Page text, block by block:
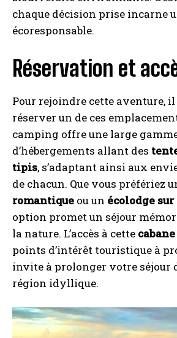
chaque décision prise incarne
écoresponsable.
Réservation et
Pour rejoindre cette aventure,
réserver un de ces
camping offre une large
d’hébergements allant des
tipis, s’adaptant ainsi aux
de chacun. Que vous préfériez
romantique ou un écolodge
option promet un séjour
la nature. L’accès à cette cabane
points d’intérêt touristique à
invite à prolonger votre séjour
région idyllique.